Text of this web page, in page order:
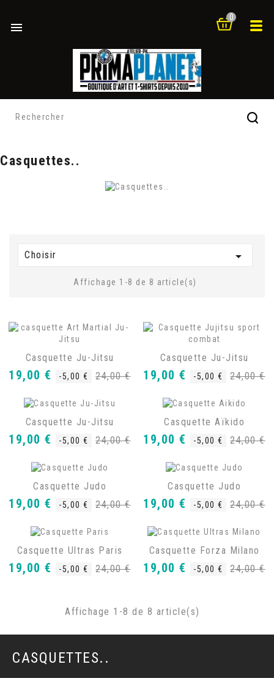

0
Casquettes..
Choisir 
Affichage 1-8 de 8 article(s)
Casquette Ju-Jitsu
Prix
19,00 € -5,00 € Prix
de
base
24,00 €
Casquette Ju-Jitsu
Prix
19,00 € -5,00 € Prix
de
base
24,00 €
Casquette Ju-Jitsu
Prix
19,00 € -5,00 € Prix
de
base
24,00 €
Casquette Aïkido
Prix
19,00 € -5,00 € Prix
de
base
24,00 €
Casquette Judo
Prix
19,00 € -5,00 € Prix
de
base
24,00 €
Casquette Judo
Prix
19,00 € -5,00 € Prix
de
base
24,00 €
Casquette Ultras Paris
Prix
19,00 € -5,00 € Prix
de
24,00 €
Casquette Forza Milano
Prix
19,00 € -5,00 € Prix
de
24,00 €
Affichage 1-8 de 8 article(s)
CASQUETTES..